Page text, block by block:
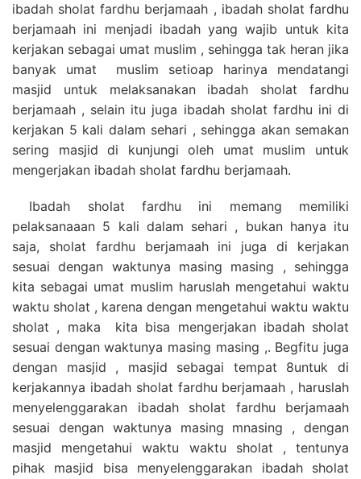
ibadah sholat fardhu berjamaah , ibadah sholat fardhu
berjamaah ini menjadi ibadah yang wajib untuk kita
kerjakan sebagai umat muslim , sehingga tak heran jika
banyak umat muslim setioap harinya mendatangi
masjid untuk melaksanakan ibadah sholat fardhu
berjamaah , selain itu juga ibadah sholat fardhu ini di
kerjakan 5 kali dalam sehari , sehingga akan semakan
sering masjid di kunjungi oleh umat muslim untuk
mengerjakan ibadah sholat fardhu berjamaah.
Ibadah sholat fardhu ini memang memiliki
pelaksanaaan 5 kali dalam sehari , bukan hanya itu
saja, sholat fardhu berjamaah ini juga di kerjakan
sesuai dengan waktunya masing masing , sehingga
kita sebagai umat muslim haruslah mengetahui waktu
waktu sholat , karena dengan mengetahui waktu waktu
sholat , maka kita bisa mengerjakan ibadah sholat
sesuai dengan waktunya masing masing ,. Begfitu juga
dengan masjid , masjid sebagai tempat 8untuk di
kerjakannya ibadah sholat fardhu berjamaah , haruslah
menyelenggarakan ibadah sholat fardhu berjamaah
sesuai dengan waktunya masing mnasing , dengan
masjid mengetahui waktu waktu sholat , tentunya
pihak masjid bisa menyelenggarakan ibadah sholat